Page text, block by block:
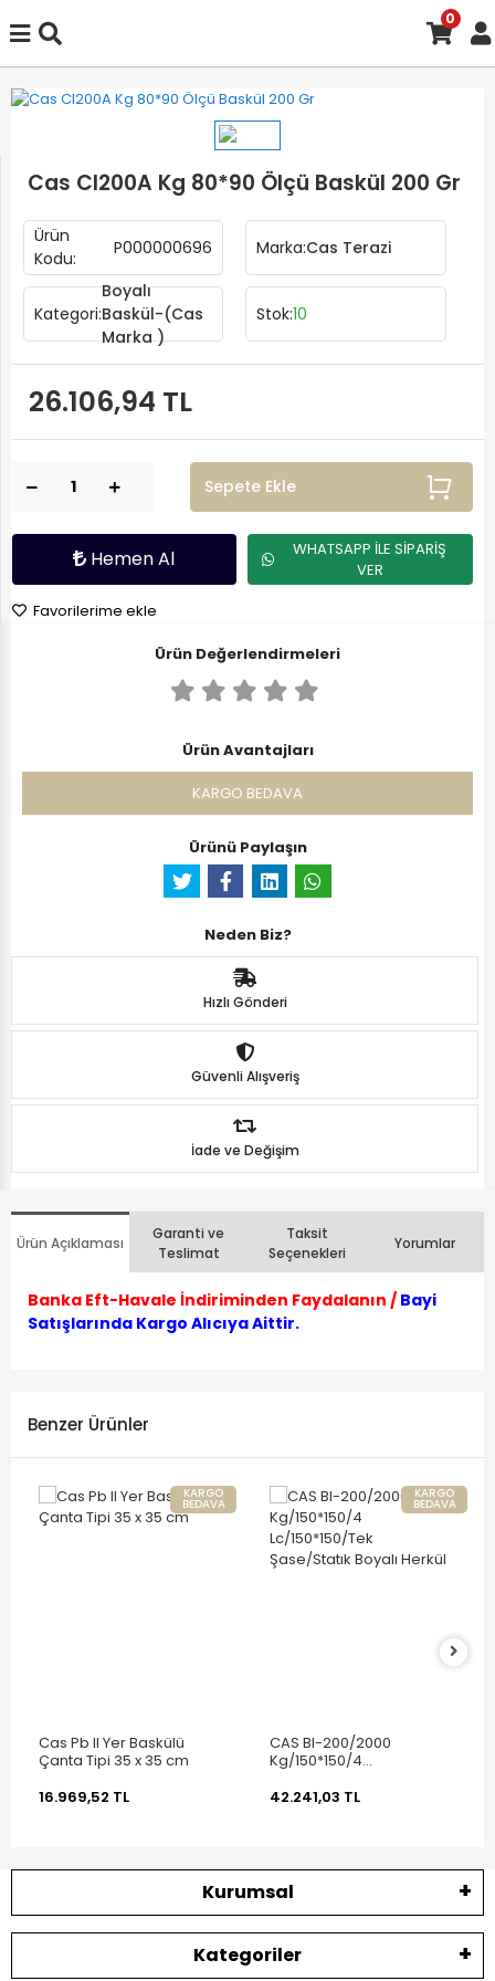
0
Cas CI200A Kg 80*90 Ölçü Baskül 200 Gr
Ürün
Kodu:
P000000696 Marka:Cas Terazi
Kategori:
Boyalı
Baskül-(Cas
Marka )
Stok:10
26.106,94 TL
Sepete Ekle
Hemen Al
WHATSAPP İLE SİPARİŞ
VER
Favorilerime ekle
Ürün Değerlendirmeleri
Ürün Avantajları
KARGO BEDAVA
Ürünü Paylaşın
Neden Biz?
Hızlı Gönderi
Güvenli Alışveriş
İade ve Değişim
Ürün Açıklaması
Garanti ve
Teslimat
Taksit
Seçenekleri
Yorumlar
Banka Eft-Havale İndiriminden Faydalanın / Bayi
Satışlarında Kargo Alıcıya Aittir.
Benzer Ürünler
KARGO
BEDAVA
Cas Pb II Yer Baskülü
Çanta Tipi 35 x 35 cm
16.969,52 TL
KARGO
BEDAVA
CAS BI-200/2000
Kg/150*150/4
Şase/Statık Boyalı Herkül
42.241,03 TL
Kurumsal
Kategoriler